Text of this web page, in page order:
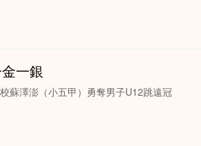
一銀
蘇澤澎（小五甲）勇奪男子U12跳遠冠